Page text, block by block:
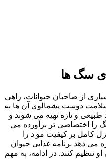
سگ‌ ها
از صاحبان حیوانات، راهی
دوست پشمالوی آن ها به
طبیعی و تازه تهیه می‌ شوند و
را اختصاصی‌ تر برآورده می‌
کامل بر کیفیت مواد را
می‌ دهد برنامه‌ غذایی حیوان
تنظیم کنند. در ادامه، به مهم‌